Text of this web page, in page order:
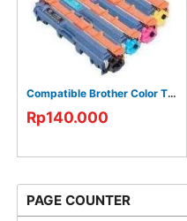
Compatible Brother Color TN263 TN261
Rp140.000
PAGE COUNTER